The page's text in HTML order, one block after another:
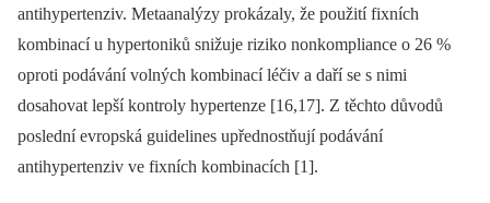
antihypertenziv. Metaanalýzy prokázaly, že použití fixních
kombinací u hypertoniků snižuje riziko nonkompliance o 26 %
oproti podávání volných kombinací léčiv a daří se s nimi
dosahovat lepší kontroly hypertenze [16,17]. Z těchto důvodů
poslední evropská guidelines upřednostňují podávání
antihypertenziv ve fixních kombinacích [1].